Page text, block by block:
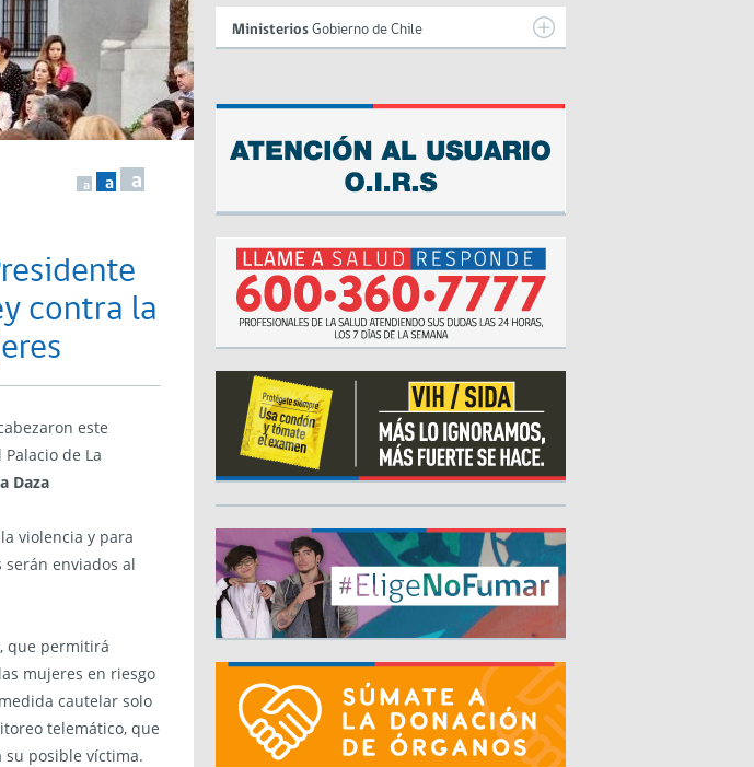
a a a
contra la
este
Palacio de La
Daza
violencia y para
enviados al
que permitirá
mujeres en riesgo
cautelar solo
telemático, que
posible víctima.
Ministerios Gobierno de Chile